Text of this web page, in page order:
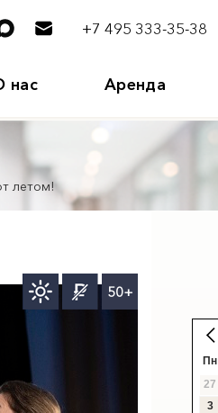
+7 495 333-35-38
нас Аренда
летом!
50+
Пн
27
3